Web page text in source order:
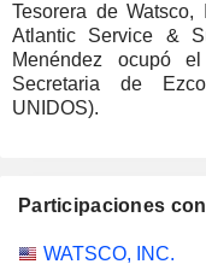
Tesorera de
Atlantic Service &
Menéndez ocupó
Secretaria de
UNIDOS).
Participaciones
WATSCO, INC.